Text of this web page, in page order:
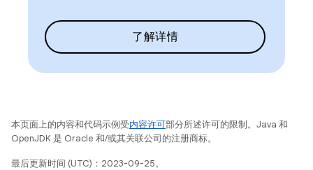
了解详情
本页面上的内容和代码示例受内容许可部分所述许可的限制。Java 和
OpenJDK 是 Oracle 和/或其关联公司的注册商标。
最后更新时间 (UTC)：2023-09-25。